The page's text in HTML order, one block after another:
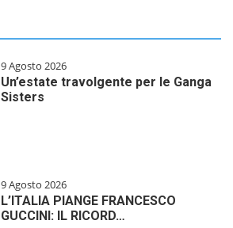
9 Agosto 2026
Un’estate travolgente per le Ganga
Sisters
9 Agosto 2026
L’ITALIA PIANGE FRANCESCO
GUCCINI: IL RICORD…